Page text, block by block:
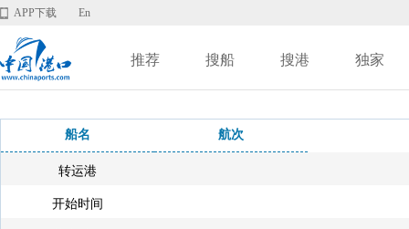
APP下载 En
推荐 搜船 搜港 独家
船名 航次
转运港
开始时间